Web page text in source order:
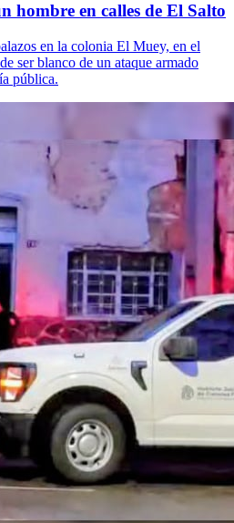
hombre en calles de El Salto
en la colonia El Muey, en el
ser blanco de un ataque armado
pública.